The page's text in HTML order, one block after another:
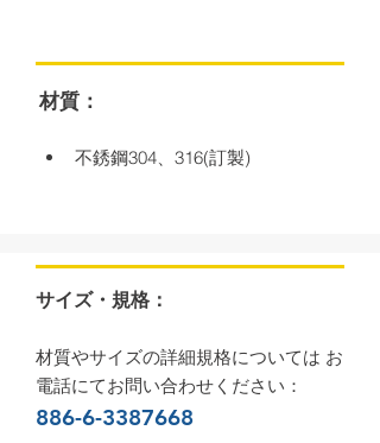
材質：
不銹鋼304、316(訂製)
サイズ・規格：
材質やサイズの詳細規格については お
電話にてお問い合わせください：
886-6-3387668